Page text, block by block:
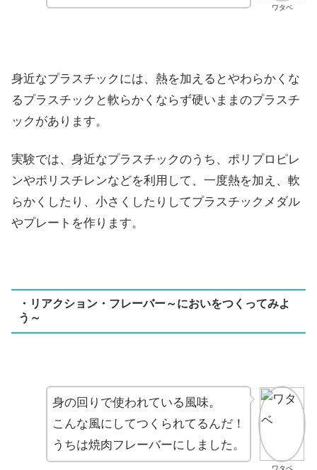
ワタベ
身近なプラスチックには、熱を加えるとやわらかくな
るプラスチックと軟らかくならず硬いままのプラスチ
ックがあります。
実験では、身近なプラスチックのうち、ポリプロピレ
ンやポリスチレンなどを利用して、一度熱を加え、軟
らかくしたり、小さくしたりしてプラスチックメダル
やプレートを作ります。
・リアクション・フレーバー～においをつくってみよ
う～
ワタベ
身の回りで使われている風味。
こんな風にしてつくられてるんだ！
うちは焼肉フレーバーにしました。